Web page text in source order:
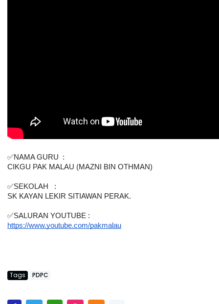
✅NAMA GURU  :
CIKGU PAK MALAU (MAZNI BIN OTHMAN)
✅SEKOLAH   :
SK KAYAN LEKIR SITIAWAN PERAK.
✅SALURAN YOUTUBE :
https://www.youtube.com/pakmalau
Tags PDPC